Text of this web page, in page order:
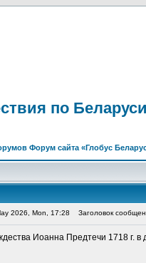
по
Форум сайта «Глобус
2026, Mon, 17:28 Заголовок
Иоанна Предтечи 1718 г.